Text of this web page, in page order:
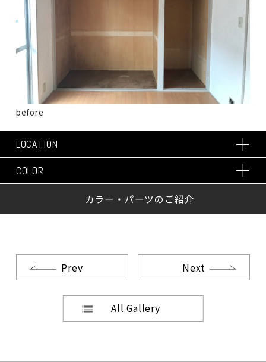
before
LOCATION
COLOR
カラー・パーツのご紹介
Prev
All Gallery
Next